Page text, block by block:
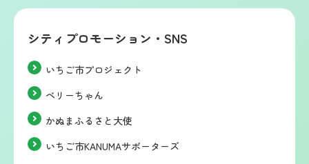
シティプロモーション・SNS
いちご市プロジェクト
ベリーちゃん
かぬまふるさと大使
いちご市KANUMAサポーターズ